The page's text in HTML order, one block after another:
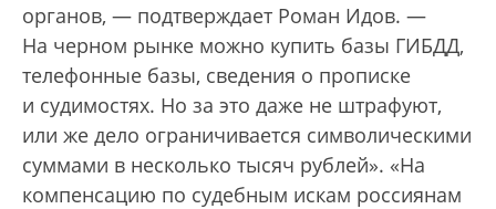
органов, — подтверждает Роман Идов. —
На черном рынке можно купить базы ГИБДД,
телефонные базы, сведения о прописке
и судимостях. Но за это даже не штрафуют,
или же дело ограничивается символическими
суммами в несколько тысяч рублей». «На
компенсацию по судебным искам россиянам